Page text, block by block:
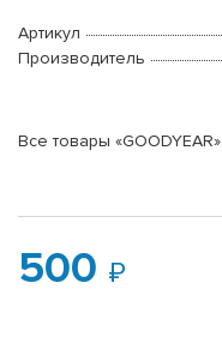
Артикул
Производитель
Все товары «GOODYEAR»
500